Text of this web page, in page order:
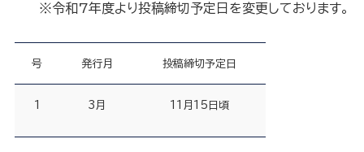
※令和7年度より投稿締切予定日を変更しております。
号 発行月 投稿締切予定日
3月 11月15日頃